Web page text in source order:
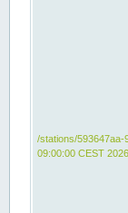
/stations/593647aa-
09:00:00 CEST